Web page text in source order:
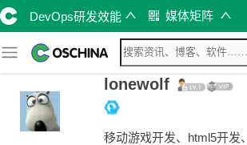
DevOps研发效能 媒体矩阵
lonewolf
移动游戏开发、html5开发、